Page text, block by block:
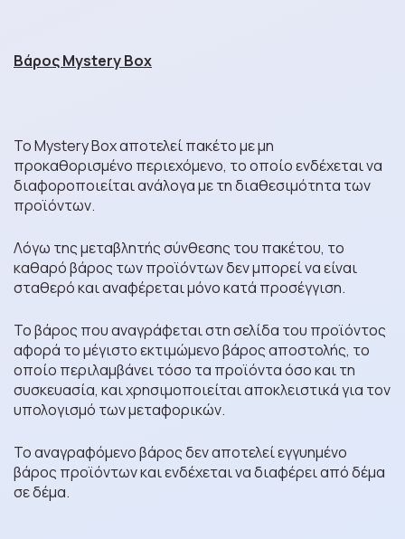
Βάρος Mystery Box
Το Mystery Box αποτελεί πακέτο με μη
προκαθορισμένο περιεχόμενο, το οποίο ενδέχεται να
διαφοροποιείται ανάλογα με τη διαθεσιμότητα των
προϊόντων.
Λόγω της μεταβλητής σύνθεσης του πακέτου, το
καθαρό βάρος των προϊόντων δεν μπορεί να είναι
σταθερό και αναφέρεται μόνο κατά προσέγγιση.
Το βάρος που αναγράφεται στη σελίδα του προϊόντος
αφορά το μέγιστο εκτιμώμενο βάρος αποστολής, το
οποίο περιλαμβάνει τόσο τα προϊόντα όσο και τη
συσκευασία, και χρησιμοποιείται αποκλειστικά για τον
υπολογισμό των μεταφορικών.
Το αναγραφόμενο βάρος δεν αποτελεί εγγυημένο
βάρος προϊόντων και ενδέχεται να διαφέρει από δέμα
σε δέμα.